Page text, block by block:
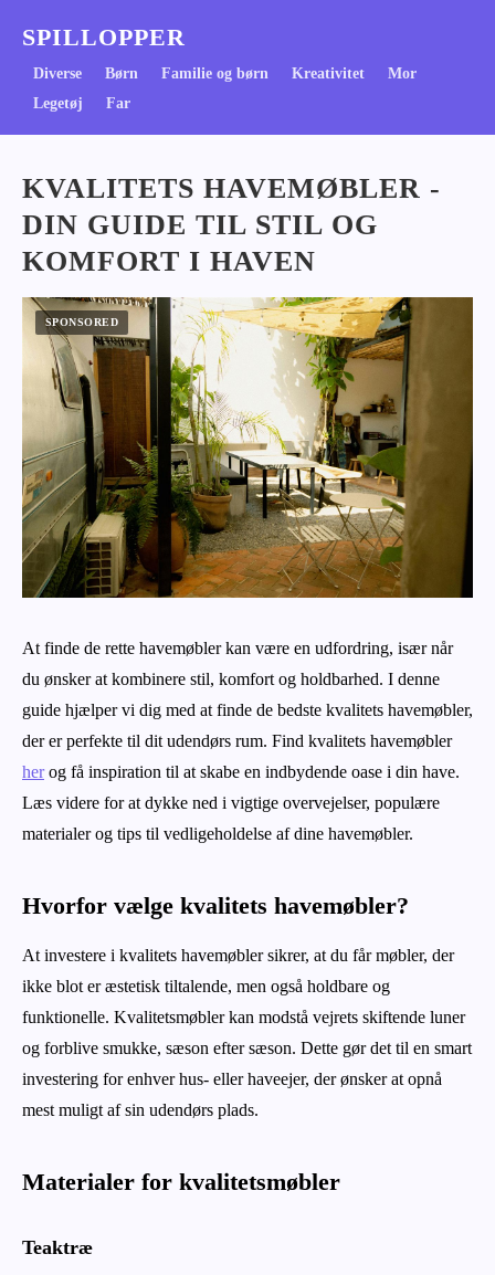
SPILLOPPER
Diverse Børn Familie og børn Kreativitet
Mor
Legetøj
Far
KVALITETS HAVEMØBLER -
DIN GUIDE TIL STIL OG
KOMFORT I HAVEN
At finde de rette havemøbler kan være en udfordring, især når
du ønsker at kombinere stil, komfort og holdbarhed. I denne
guide hjælper vi dig med at finde de bedste kvalitets havemøbler,
der er perfekte til dit udendørs rum. Find kvalitets havemøbler
herog få inspiration til at skabe en indbydende oase i din have.
Læs videre for at dykke ned i vigtige overvejelser, populære
materialer og tips til vedligeholdelse af dine havemøbler.
Hvorfor vælge kvalitets havemøbler?
At investere i kvalitets havemøbler sikrer, at du får møbler, der
ikke blot er æstetisk tiltalende, men også holdbare og
funktionelle. Kvalitetsmøbler kan modstå vejrets skiftende luner
og forblive smukke, sæson efter sæson. Dette gør det til en smart
investering for enhver hus- eller haveejer, der ønsker at opnå
mest muligt af sin udendørs plads.
Materialer for kvalitetsmøbler
Teaktræ